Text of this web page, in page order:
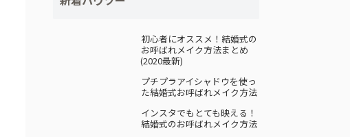
初心者にオススメ！結婚式の
お呼ばれメイク方法まとめ
(2020最新)
プチプラアイシャドウを使っ
た結婚式お呼ばれメイク方法
インスタでもとても映える！
結婚式のお呼ばれメイク方法